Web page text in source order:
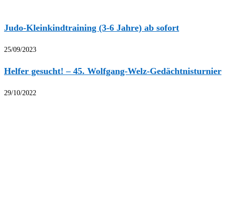
Judo-Kleinkindtraining (3-6 Jahre) ab sofort
25/09/2023
Helfer gesucht! – 45. Wolfgang-Welz-Gedächtnisturnier
29/10/2022